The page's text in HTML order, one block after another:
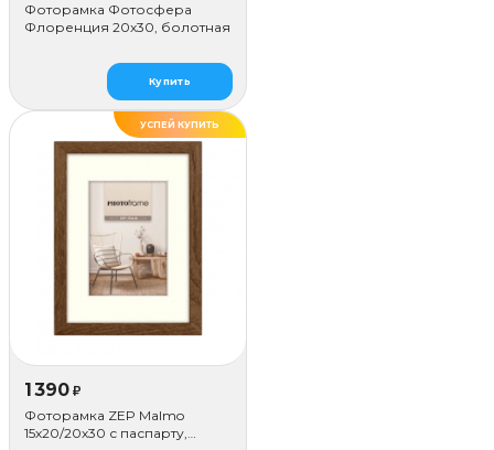
Фоторамка Фотосфера
Флоренция 20x30, болотная
Купить
УСПЕЙ КУПИТЬ
1 390 ₽
Фоторамка ZEP Malmo
15х20/20х30 с паспарту,